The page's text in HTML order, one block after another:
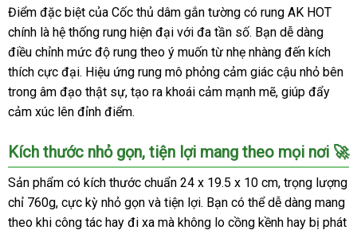
mạnh
kích
thích
chuẩn
HOT
Điểm đặc biệt của Cốc thủ dâm gắn tường có rung AK HOT
chính là hệ thống rung hiện đại với đa tần số. Bạn dễ dàng
điều chỉnh mức độ rung theo ý muốn từ nhẹ nhàng đến kích
thích cực đại. Hiệu ứng rung mô phỏng cảm giác cậu nhỏ bên
trong âm đạo thật sự, tạo ra khoái cảm mạnh mẽ, giúp đẩy
cảm xúc lên đỉnh điểm.
Kích thước nhỏ gọn, tiện lợi mang theo mọi nơi 🚀
Sản phẩm có kích thước chuẩn 24 x 19.5 x 10 cm, trọng lượng
chỉ 760g, cực kỳ nhỏ gọn và tiện lợi. Bạn có thể dễ dàng mang
theo khi công tác hay đi xa mà không lo cồng kềnh hay bị phát